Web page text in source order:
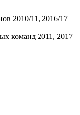
2010/11, 2016/17
команд 2011, 2017